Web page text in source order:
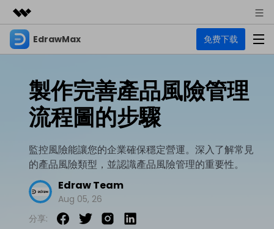
精選產品
實用工具
解決方案
關於我們
新聞中心
EdrawMax 免费下载
EdrawMax
多合一圖表軟體
心智圖與腦力激盪工具
圖表
商業用途
流程圖
技術用途
UML
設計用途
資源
資源範本
EdrawMax 社區
EdrawMax 教程 > EdrawMind 教程 >
商業
製作完善產品風險管理
流程圖的步驟
監控風險能讓您的企業確保穩定營運。深入了解常見
的產品風險類型，並認識產品風險管理的重要性。
Edraw Team
Aug 05, 26
分享: